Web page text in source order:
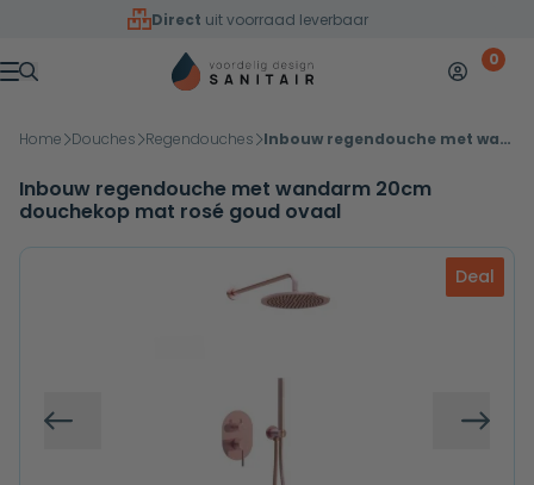
Overslaan naar inhoud
Direct uit voorraad leverbaar
Menu
Mijn 0
Home Douches Regendouches Inbouw regendouche met wandarm 20cm douchekop mat rosé goud ovaal
Inbouw regendouche met wandarm 20cm
douchekop mat rosé goud ovaal
Deal
Vorige